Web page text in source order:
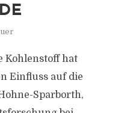
Kohlenstoff hat
Einfluss auf die
Sparborth,